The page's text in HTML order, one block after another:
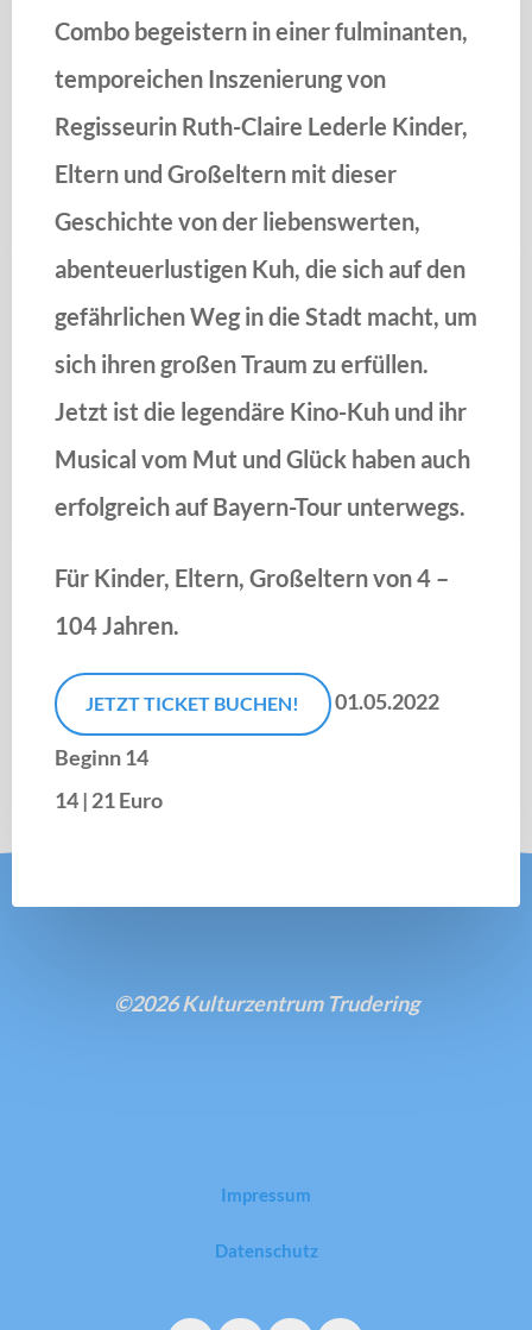
Combo begeistern in einer fulminanten,
temporeichen Inszenierung von
Regisseurin Ruth-Claire Lederle Kinder,
Eltern und Großeltern mit dieser
Geschichte von der liebenswerten,
abenteuerlustigen Kuh, die sich auf den
gefährlichen Weg in die Stadt macht, um
sich ihren großen Traum zu erfüllen.
Jetzt ist die legendäre Kino-Kuh und ihr
Musical vom Mut und Glück haben auch
erfolgreich auf Bayern-Tour unterwegs.
Für Kinder, Eltern, Großeltern von 4 –
104 Jahren.
JETZT TICKET BUCHEN! 01.05.2022
Beginn 14
14 | 21 Euro
©2026 Kulturzentrum Trudering
Impressum
Datenschutz